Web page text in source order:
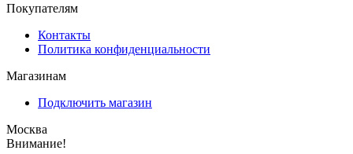
Покупателям
Контакты
Политика конфиденциальности
Магазинам
Подключить магазин
Москва
Внимание!